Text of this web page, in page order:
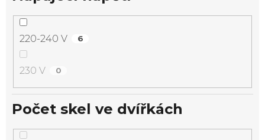
220-240 V 6
230 V 0
Počet skel ve dvířkách